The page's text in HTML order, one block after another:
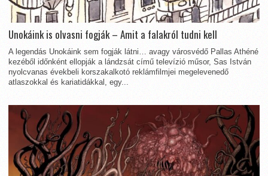
Unokáink is olvasni fogják – Amit a falakról tudni kell
A legendás Unokáink sem fogják látni… avagy városvédő Pallas Athéné
kezéből időnként ellopják a lándzsát című televízió műsor, Sas István
nyolcvanas évekbeli korszakalkotó reklámfilmjei megelevenedő
atlaszokkal és kariatidákkal, egy...